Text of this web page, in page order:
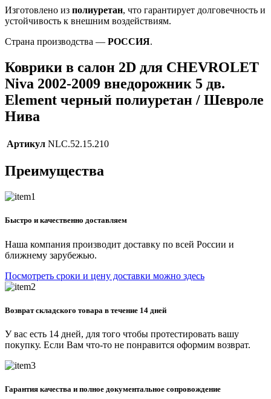
Изготовлено из полиуретан, что гарантирует долговечность и
устойчивость к внешним воздействиям.
Страна производства — РОССИЯ.
Коврики в салон 2D для CHEVROLET
Niva 2002-2009 внедорожник 5 дв.
Element черный полиуретан / Шевроле
Нива
Артикул NLC.52.15.210
Преимущества
Быстро и качественно доставляем
Наша компания производит доставку по всей России и
ближнему зарубежью.
Посмотреть сроки и цену доставки можно здесь
Возврат складского товара в течение 14 дней
У вас есть 14 дней, для того чтобы протестировать вашу
покупку. Если Вам что-то не понравится оформим возврат.
Гарантия качества и полное документальное сопровождение